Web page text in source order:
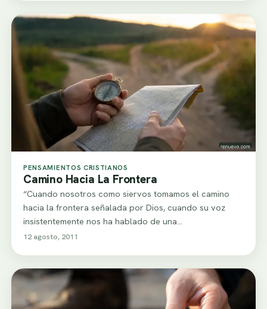
PENSAMIENTOS CRISTIANOS
Camino Hacia La Frontera
“Cuando nosotros como siervos tomamos el camino
hacia la frontera señalada por Dios, cuando su voz
insistentemente nos ha hablado de una…
12 agosto, 2011